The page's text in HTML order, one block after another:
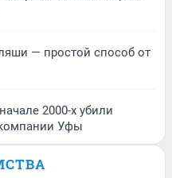
— простой способ от
2000-х убили
Уфы